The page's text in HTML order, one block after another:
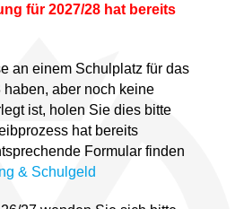
für 2027/28 hat bereits
an einem Schulplatz für das
aber noch keine
ist, holen Sie dies bitte
hat bereits
Formular finden
& Schulgeld